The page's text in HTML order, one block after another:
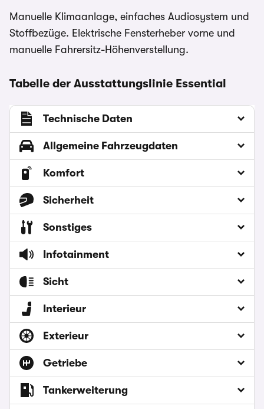
Manuelle Klimaanlage, einfaches Audiosystem und
Stoffbezüge. Elektrische Fensterheber vorne und
manuelle Fahrersitz-Höhenverstellung.
Tabelle der Ausstattungslinie Essential
Technische Daten
Allgemeine Fahrzeugdaten
Komfort
Sicherheit
Sonstiges
Infotainment
Sicht
Interieur
Exterieur
Getriebe
Tankerweiterung